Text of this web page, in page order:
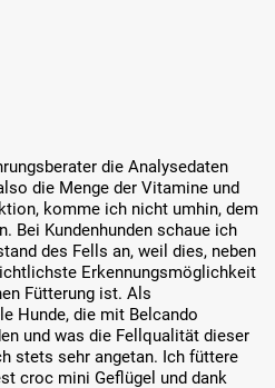
5 de 5 estrelas
die Analysedaten
die Menge der Vitamine und
komme ich nicht umhin, dem
Bei Kundenhunden schaue ich
des Fells an, weil dies, neben
Erkennungsmöglichkeit
Fütterung ist. Als
Hunde, die mit Belcando
und was die Fellqualität dieser
stets sehr angetan. Ich füttere
croc mini Geflügel und dank